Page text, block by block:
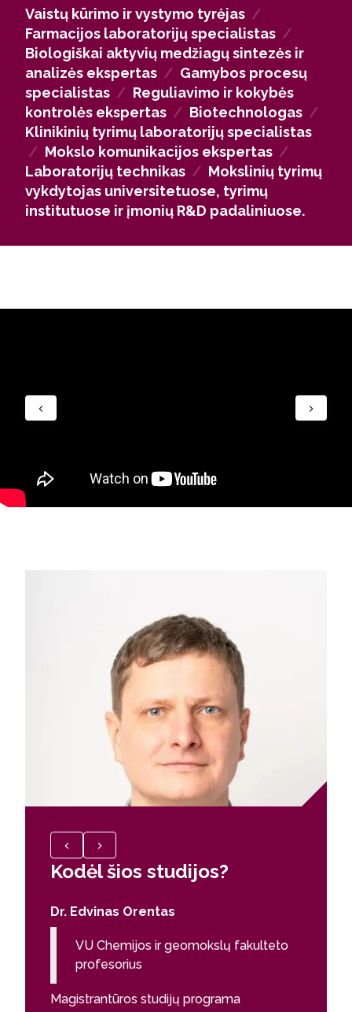
Mūsų alumnai dirba aukštųjų technologijų
pramonės įmonėse – farmacijos, medicinos ir
biotechnologijų sektoriuose, taip pat universitetų,
tyrimų institutų, ligoninių laboratorijose ir studijų
centruose, prisidedant prie naujų vaistų kūrimo ir
inovatyvių technologijų vystymo, pvz. Sanobiotec,
Teva, Thermo Fisher Scientific Baltics,
Biotechfarma, Profarma ir kitose.
Jei sieksi mokslinės karjeros, galėsi tęsti studijas
doktorantūroje ir kurti naujus vaistų sintezės
metodus bei technologijas universitetuose, tyrimų
institutuose ar įmonių R&D padaliniuose Lietuvoje ir
tiek privačiame, tiek viešajame sektoriuje.
Vaistų kūrimo ir vystymo tyrėjas /
Farmacijos laboratorijų specialistas /
Biologiškai aktyvių medžiagų sintezės ir
analizės ekspertas / Gamybos procesų
specialistas / Reguliavimo ir kokybės
kontrolės ekspertas / Biotechnologas /
Klinikinių tyrimų laboratorijų specialistas
/ Mokslo komunikacijos ekspertas /
Laboratorijų technikas / Mokslinių tyrimų
vykdytojas universitetuose, tyrimų
institutuose ir įmonių R&D padaliniuose.
Kodėl šios studijos?
Dr. Edvinas Orentas
VU Chemijos ir geomokslų fakulteto
profesorius
Magistrantūros studijų programa